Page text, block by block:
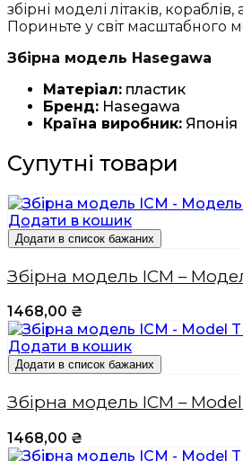
збірні моделі літаків,
Пориньте у світ масштабного
Збірна модель Hasegawa
Матеріал: пластик
Бренд: Hasegawa
Країна виробник: Японія
Супутні товари
Додати в кошик
Додати в список бажаних
Збірна модель ICM –
1468,00 ₴
Додати в кошик
Додати в список бажаних
Збірна модель ICM –
1468,00 ₴